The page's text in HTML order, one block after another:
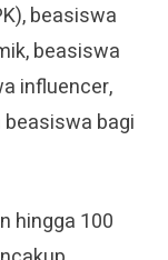
beasiswa
beasiswa
influencer,
bagi
hingga 100